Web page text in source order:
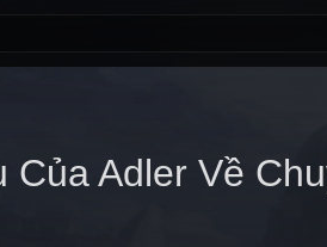
Của Adler Về